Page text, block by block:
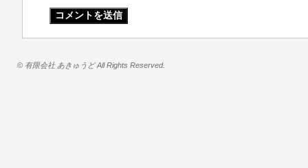
© 有限会社 あきゅうど All Rights Reserved.